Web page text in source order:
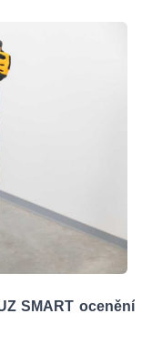
SMART ocenění